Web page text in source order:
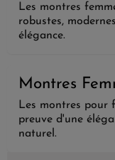
Les montres
robustes,
élégance.
Montres
Les montres pour
preuve d'une
naturel.